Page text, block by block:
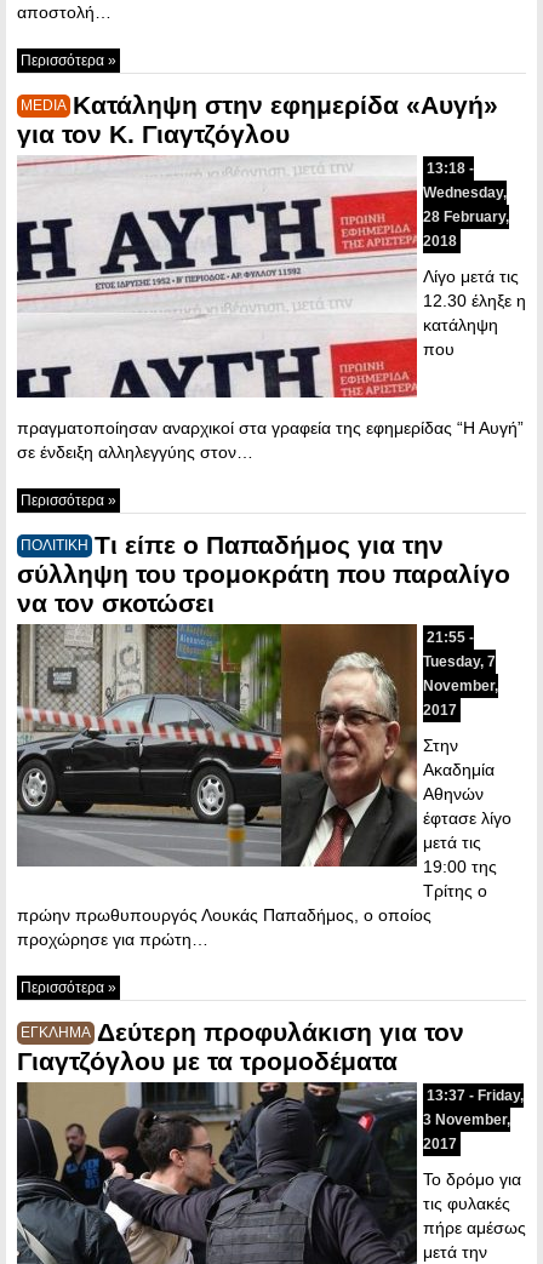
αποστολή…
Περισσότερα »
MEDIA Κατάληψη στην εφημερίδα «Αυγή»
για τον Κ. Γιαγτζόγλου
13:18 -
Wednesday,
28 February,
2018
Λίγο μετά τις
12.30 έληξε η
κατάληψη
που
πραγματοποίησαν αναρχικοί στα γραφεία της εφημερίδας “Η Αυγή”
σε ένδειξη αλληλεγγύης στον…
Περισσότερα »
ΠΟΛΙΤΙΚΗ Τι είπε ο Παπαδήμος για την
σύλληψη του τρομοκράτη που παραλίγο
να τον σκοτώσει
21:55 -
Tuesday, 7
November,
2017
Στην
Ακαδημία
Αθηνών
έφτασε λίγο
μετά τις
19:00 της
Τρίτης ο
πρώην πρωθυπουργός Λουκάς Παπαδήμος, ο οποίος
προχώρησε για πρώτη…
Περισσότερα »
ΕΓΚΛΗΜΑ Δεύτερη προφυλάκιση για τον
Γιαγτζόγλου με τα τρομοδέματα
13:37 - Friday,
3 November,
2017
Το δρόμο για
τις φυλακές
πήρε αμέσως
μετά την